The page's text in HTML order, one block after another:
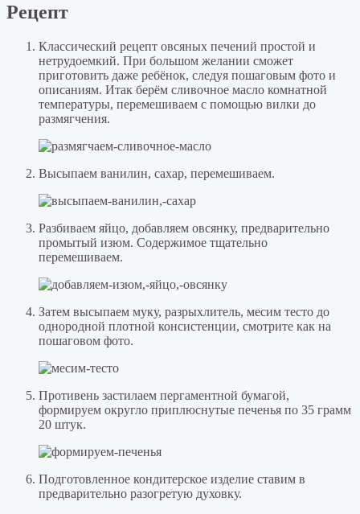
Рецепт
Классический рецепт овсяных печений простой и
нетрудоемкий. При большом желании сможет
приготовить даже ребёнок, следуя пошаговым фото и
описаниям. Итак берём сливочное масло комнатной
температуры, перемешиваем с помощью вилки до
размягчения.
Высыпаем ванилин, сахар, перемешиваем.
Разбиваем яйцо, добавляем овсянку, предварительно
промытый изюм. Содержимое тщательно
перемешиваем.
Затем высыпаем муку, разрыхлитель, месим тесто до
однородной плотной консистенции, смотрите как на
пошаговом фото.
Противень застилаем пергаментной бумагой,
формируем округло приплюснутые печенья по 35 грамм
20 штук.
Подготовленное кондитерское изделие ставим в
предварительно разогретую духовку.